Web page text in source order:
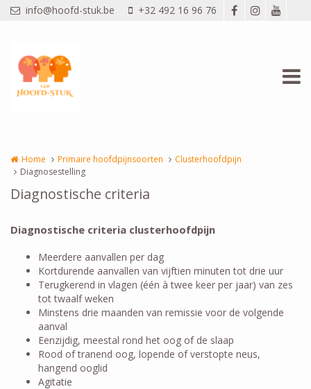
Overslaan en naar de inhoud gaan
info@hoofd-stuk.be +32 492 16 96 76
Home Primaire hoofdpijnsoorten
Clusterhoofdpijn
Diagnosestelling
Diagnostische criteria
Diagnostische criteria clusterhoofdpijn
Meerdere aanvallen per dag
Kortdurende aanvallen van vijftien minuten tot drie uur
Terugkerend in vlagen (één à twee keer per jaar) van zes
tot twaalf weken
Minstens drie maanden van remissie voor de volgende
aanval
Eenzijdig, meestal rond het oog of de slaap
Rood of tranend oog, lopende of verstopte neus,
hangend ooglid
Agitatie